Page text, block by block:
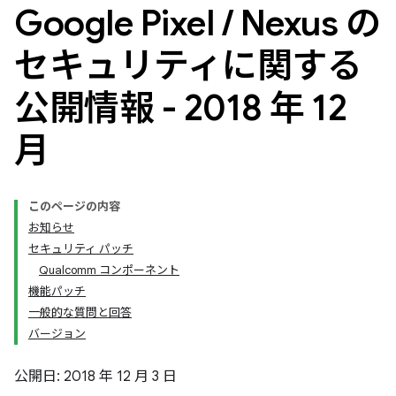
Google Pixel /Nexus の
セキュリティに関する
公開情報 - 2018 年 12
月
このページの内容
お知らせ
セキュリティ パッチ
Qualcomm コンポーネント
機能パッチ
一般的な質問と回答
バージョン
公開日: 2018 年 12 月 3 日